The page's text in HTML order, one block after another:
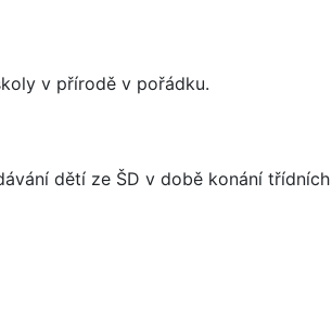
v přírodě v pořádku.
dětí ze ŠD v době konání